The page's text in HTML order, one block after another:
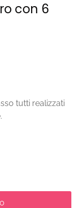
con 6
tutti realizzati